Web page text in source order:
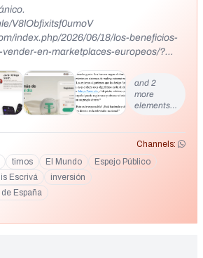
V8lObfixitsf0umoV
index.php/2026/06/18/los-beneficios-
en-marketplaces-europeos/?
and 2
more
elements…
Channels:
timos El Mundo
Espejo Público
Escrivá
inversión
España